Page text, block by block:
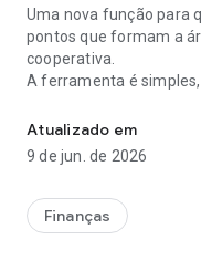
Uma nova função para
pontos que formam a
cooperativa.
A ferramenta é simples,
Atualizado em
9 de jun. de 2026
Finanças